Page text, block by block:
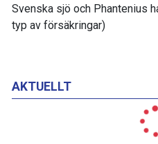
Svenska sjö och Phantenius
typ av försäkringar)
AKTUELLT